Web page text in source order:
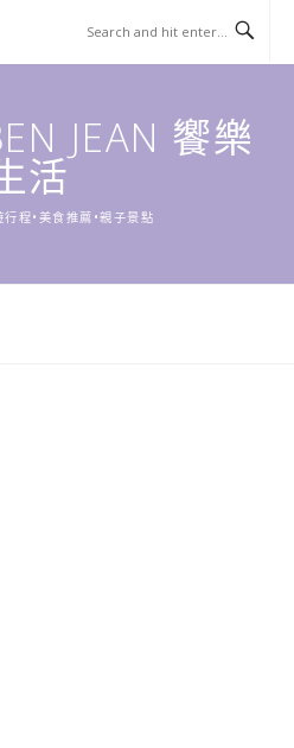
JEAN 饗樂
活
程•美食推薦•親子景點